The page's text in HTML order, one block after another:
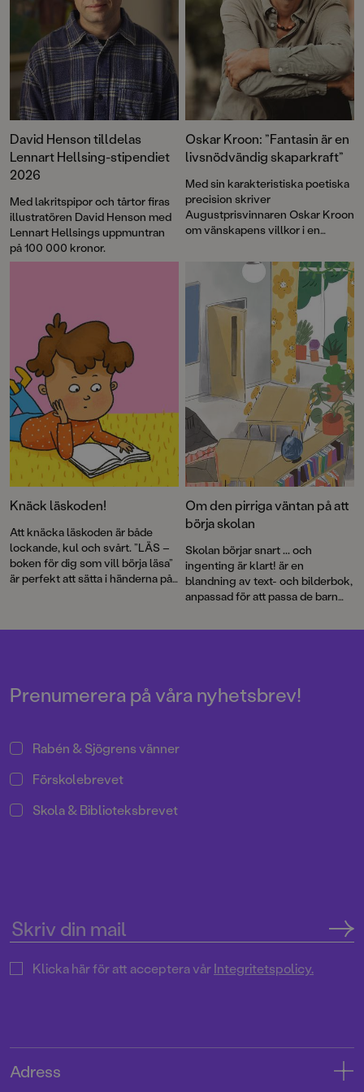
David Henson tilldelas
Lennart Hellsing-stipendiet
2026
Med lakritspipor och tårtor firas
illustratören David Henson med
Lennart Hellsings uppmuntran
på 100 000 kronor.
Oskar Kroon: ”Fantasin är en
livsnödvändig skaparkraft”
Med sin karakteristiska poetiska
precision skriver
Augustprisvinnaren Oskar Kroon
om vänskapens villkor i en
, illustrerad av David
Henson, är en berättelse om
fantasin som livskraft och om
det mod som krävs för att älska
något som kan försvinna.
Knäck läskoden!
Att knäcka läskoden är både
lockande, kul och svårt. ”LÄS –
boken för dig som vill börja läsa”
är perfekt att sätta i händerna på
Om den pirriga väntan på att
börja skolan
Skolan börjar snart ... och
ingenting är klart! är en
blandning av text- och bilderbok,
anpassad för att passa de barn
skolan. Boken är den första i
Elin Johansson – som själv är
lärare.
Prenumerera på våra nyhetsbrev!
Rabén & Sjögrens vänner
Förskolebrevet
Skola & Biblioteksbrevet
Klicka här för att acceptera vårIntegritetspolicy.
Adress